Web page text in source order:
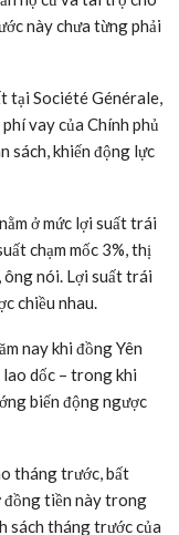
này chưa từng phải
tại Société Générale,
vay của Chính phủ
sách, khiến động lực
ở mức lợi suất trái
chạm mốc 3%, thị
ông nói. Lợi suất trái
chiều nhau.
nay khi đồng Yên
dốc – trong khi
biến động ngược
tháng trước, bất
đồng tiền này trong
sách tháng trước của